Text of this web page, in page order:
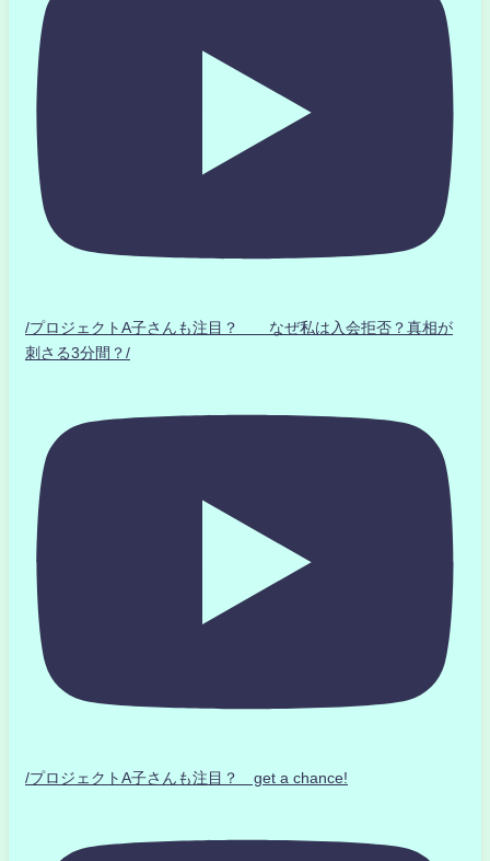
/プロジェクトA子さんも注目？ なぜ私は入会拒否？真相が
刺さる3分間？/
/プロジェクトA子さんも注目？ get a chance!